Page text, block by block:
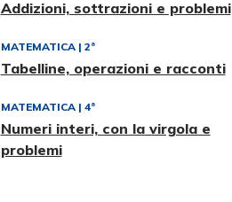
Addizioni, sottrazioni e problemi
MATEMATICA| 2ª
Tabelline, operazioni e racconti
MATEMATICA| 4ª
Numeri interi, con la virgola e
problemi